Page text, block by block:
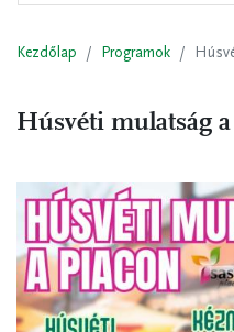
Kezdőlap Programok
Húsvéti mulatság